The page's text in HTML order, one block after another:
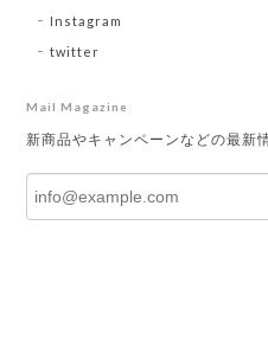
Instagram
twitter
Mail Magazine
新商品やキャンペーンなどの最新